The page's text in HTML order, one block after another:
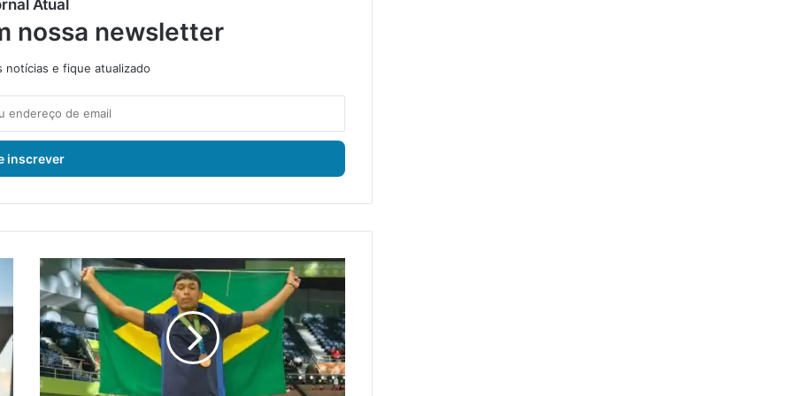
Atual
nossa newsletter
notícias e fique atualizado
A
t
l
e
t
a
d